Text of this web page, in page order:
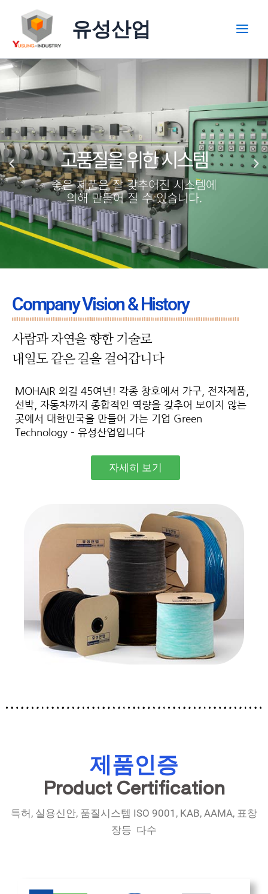
건
뛰
기
유성산업
Company Vision & History
사람과 자연을 향한 기술로
내일도 같은 길을 걸어갑니다
MOHAIR 외길 45여년! 각종 창호에서 가구, 전자제품,
선박, 자동차까지 종합적인 역량을 갖추어 보이지 않는
곳에서 대한민국을 만들어 가는 기업 Green
Technology – 유성산업입니다
자세히 보기
제품인증
Product Certification
특허, 실용신안, 품질시스템 ISO 9001, KAB, AAMA, 표창
장등 다수